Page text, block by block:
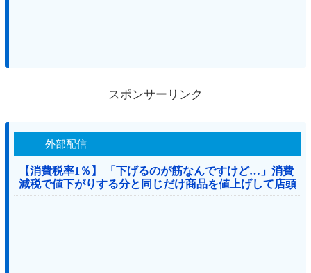
スポンサーリンク
外部配信
【消費税率1％】 「下げるのが筋なんですけど…」消費
減税で値下がりする分と同じだけ商品を値上げして店頭
価格を変えない店も